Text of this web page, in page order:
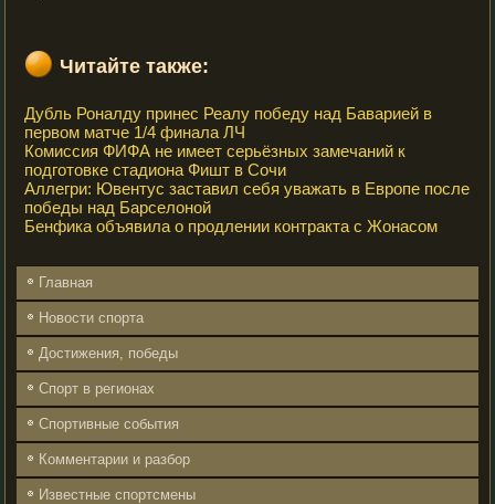
Читайте также:
Дубль Роналду принес Реалу победу над Баварией в
первом матче 1/4 финала ЛЧ
Комиссия ФИФА не имеет серьёзных замечаний к
подготовке стадиона Фишт в Сочи
Аллегри: Ювентус заставил себя уважать в Европе после
победы над Барселоной
Бенфика объявила о продлении контракта с Жонасом
Главная
Новости спорта
Достижения, победы
Спорт в регионах
Спортивные события
Комментарии и разбор
Известные спортсмены